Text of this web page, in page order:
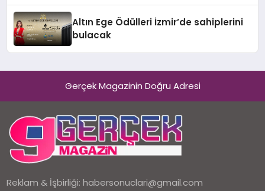
Altın Ege Ödülleri İzmir’de sahiplerini
bulacak
Gerçek Magazinin Doğru Adresi
Reklam & İşbirliği:habersonuclari@gmail.com